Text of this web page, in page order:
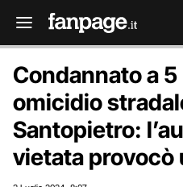
Condannato a
omicidio
Santopietro:
vietata provocò